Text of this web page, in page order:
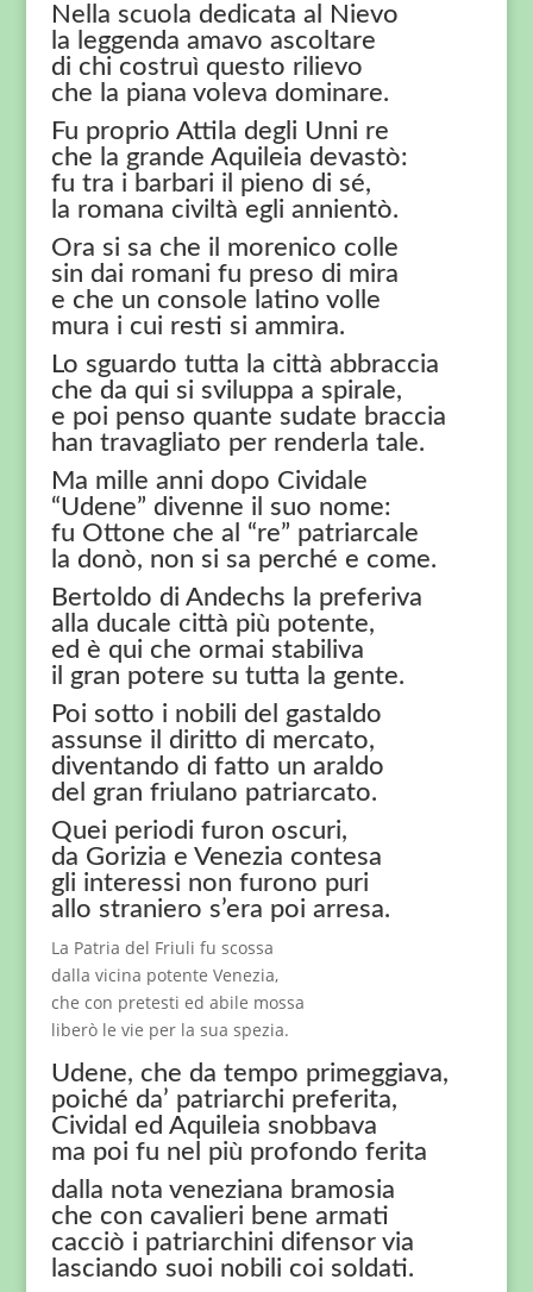
Nella scuola dedicata al Nievo
la leggenda amavo ascoltare
di chi costruì questo rilievo
che la piana voleva dominare.
Fu proprio Attila degli Unni re
che la grande Aquileia devastò:
fu tra i barbari il pieno di sé,
la romana civiltà egli annientò.
Ora si sa che il morenico colle
sin dai romani fu preso di mira
e che un console latino volle
mura i cui resti si ammira.
Lo sguardo tutta la città abbraccia
che da qui si sviluppa a spirale,
e poi penso quante sudate braccia
han travagliato per renderla tale.
Ma mille anni dopo Cividale
“Udene” divenne il suo nome:
fu Ottone che al “re” patriarcale
la donò, non si sa perché e come.
Bertoldo di Andechs la preferiva
alla ducale città più potente,
ed è qui che ormai stabiliva
il gran potere su tutta la gente.
Poi sotto i nobili del gastaldo
assunse il diritto di mercato,
diventando di fatto un araldo
del gran friulano patriarcato.
Quei periodi furon oscuri,
da Gorizia e Venezia contesa
gli interessi non furono puri
allo straniero s’era poi arresa.
La Patria del Friuli fu scossa
dalla vicina potente Venezia,
che con pretesti ed abile mossa
liberò le vie per la sua spezia.
Udene, che da tempo primeggiava,
poiché da’ patriarchi preferita,
Cividal ed Aquileia snobbava
ma poi fu nel più profondo ferita
dalla nota veneziana bramosia
che con cavalieri bene armati
cacciò i patriarchini difensor via
lasciando suoi nobili coi soldati.